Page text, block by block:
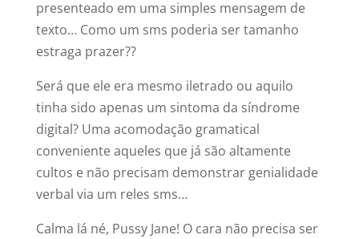
presenteado em uma simples mensagem de
texto… Como um sms poderia ser tamanho
estraga prazer??
Será que ele era mesmo iletrado ou aquilo
tinha sido apenas um sintoma da síndrome
digital? Uma acomodação gramatical
conveniente aqueles que já são altamente
cultos e não precisam demonstrar genialidade
verbal via um reles sms…
Calma lá né, Pussy Jane! O cara não precisa ser